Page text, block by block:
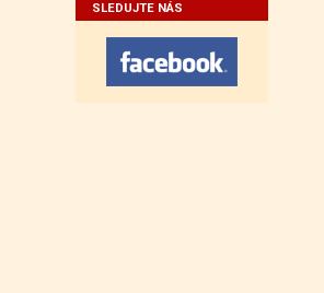
SLEDUJTE NÁS